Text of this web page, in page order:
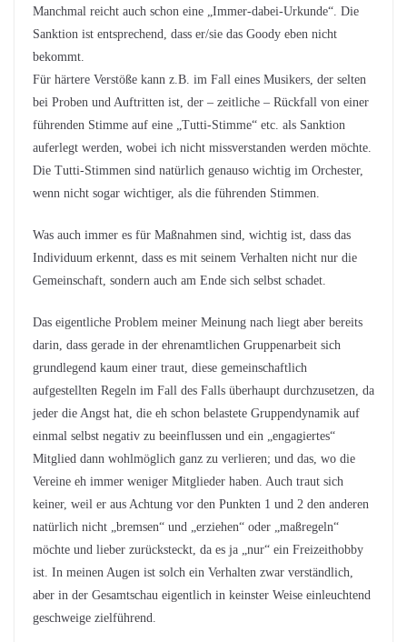
Manchmal reicht auch schon eine „Immer-dabei-Urkunde“. Die
Sanktion ist entsprechend, dass er/sie das Goody eben nicht
bekommt.
Für härtere Verstöße kann z.B. im Fall eines Musikers, der selten
bei Proben und Auftritten ist, der – zeitliche – Rückfall von einer
führenden Stimme auf eine „Tutti-Stimme“ etc. als Sanktion
auferlegt werden, wobei ich nicht missverstanden werden möchte.
Die Tutti-Stimmen sind natürlich genauso wichtig im Orchester,
wenn nicht sogar wichtiger, als die führenden Stimmen.
Was auch immer es für Maßnahmen sind, wichtig ist, dass das
Individuum erkennt, dass es mit seinem Verhalten nicht nur die
Gemeinschaft, sondern auch am Ende sich selbst schadet.
Das eigentliche Problem meiner Meinung nach liegt aber bereits
darin, dass gerade in der ehrenamtlichen Gruppenarbeit sich
grundlegend kaum einer traut, diese gemeinschaftlich
aufgestellten Regeln im Fall des Falls überhaupt durchzusetzen, da
jeder die Angst hat, die eh schon belastete Gruppendynamik auf
einmal selbst negativ zu beeinflussen und ein „engagiertes“
Mitglied dann wohlmöglich ganz zu verlieren; und das, wo die
Vereine eh immer weniger Mitglieder haben. Auch traut sich
keiner, weil er aus Achtung vor den Punkten 1 und 2 den anderen
natürlich nicht „bremsen“ und „erziehen“ oder „maßregeln“
möchte und lieber zurücksteckt, da es ja „nur“ ein Freizeithobby
ist. In meinen Augen ist solch ein Verhalten zwar verständlich,
aber in der Gesamtschau eigentlich in keinster Weise einleuchtend
geschweige zielführend.